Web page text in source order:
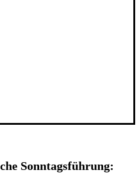
Sonntagsführung: